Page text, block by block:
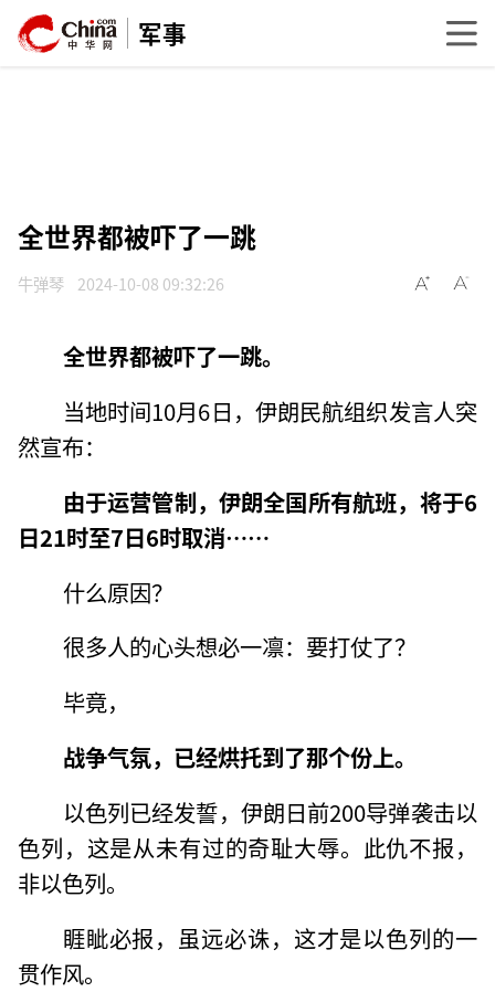
军事
全世界都被吓了一跳
牛弹琴 2024-10-08 09:32:26
全世界都被吓了一跳。
当地时间10月6日，伊朗民航组织发言人突
然宣布：
由于运营管制，伊朗全国所有航班，将于6
日21时至7日6时取消……
什么原因？
很多人的心头想必一凛：要打仗了？
毕竟，
战争气氛，已经烘托到了那个份上。
以色列已经发誓，伊朗日前200导弹袭击以
色列，这是从未有过的奇耻大辱。此仇不报，
非以色列。
睚眦必报，虽远必诛，这才是以色列的一
贯作风。